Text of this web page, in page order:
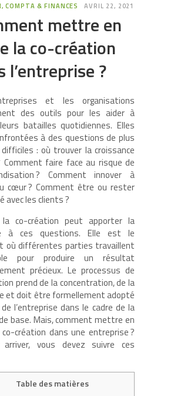
COMPTA & FINANCES AVRIL 22, 2021
mettre en
la co-création
l’entreprise ?
et les organisations
des outils pour les aider à
batailles quotidiennes. Elles
à des questions de plus
: où trouver la croissance
Comment faire face au risque de
? Comment innover à
cœur ? Comment être ou rester
avec les clients ?
la co-création peut apporter la
à ces questions. Elle est le
où différentes parties travaillent
pour produire un résultat
précieux. Le processus de
prend de la concentration, de la
et doit être formellement adopté
l’entreprise dans le cadre de la
base. Mais, comment mettre en
création dans une entreprise ?
vous devez suivre ces
Table des matières